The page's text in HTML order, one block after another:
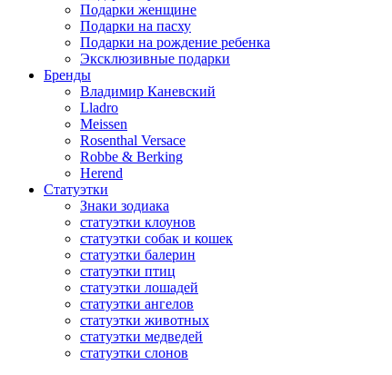
Подарки женщине
Подарки на пасху
Подарки на рождение ребенка
Эксклюзивные подарки
Бренды
Владимир Каневский
Lladro
Meissen
Rosenthal Versace
Robbe & Berking
Herend
Статуэтки
Знаки зодиака
статуэтки клоунов
статуэтки собак и кошек
статуэтки балерин
статуэтки птиц
статуэтки лошадей
статуэтки ангелов
статуэтки животных
статуэтки медведей
статуэтки слонов